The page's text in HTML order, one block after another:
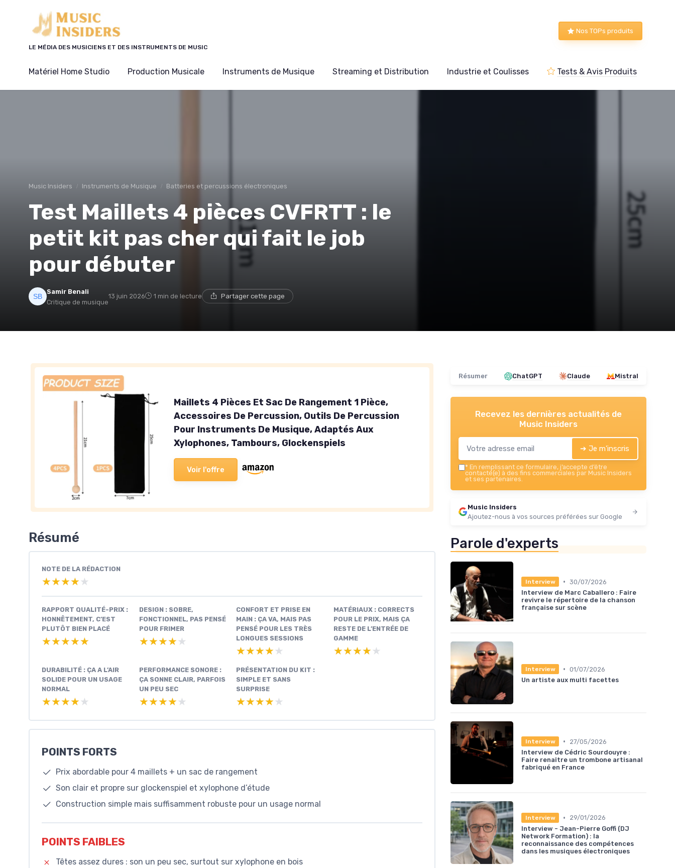
LE MÉDIA DES MUSICIENS ET DES INSTRUMENTS DE MUSIC
Nos TOPs produits
Matériel Home Studio Production Musicale Instruments de Musique Streaming et Distribution Industrie et Coulisses Tests & Avis Produits
Music Insiders Instruments de Musique Batteries et percussions électroniques
Test Maillets 4 pièces CVFRTT : le
petit kit pas cher qui fait le job
pour débuter
Samir Benali
Critique de musique
13 juin 2026 1 min de lecture Partager cette page
Maillets 4 Pièces Et Sac De Rangement 1 Pièce,
Accessoires De Percussion, Outils De Percussion
Pour Instruments De Musique, Adaptés Aux
Xylophones, Tambours, Glockenspiels
Voir l'offre
Résumé
NOTE DE LA RÉDACTION
★★★★★
★★★★★
RAPPORT QUALITÉ-PRIX :
HONNÊTEMENT, C’EST
PLUTÔT BIEN PLACÉ
★★★★★
★★★★★
DESIGN : SOBRE,
FONCTIONNEL, PAS PENSÉ
POUR FRIMER
★★★★★
★★★★★
CONFORT ET PRISE EN
MAIN : ÇA VA, MAIS PAS
PENSÉ POUR LES TRÈS
LONGUES SESSIONS
★★★★★
★★★★★
MATÉRIAUX : CORRECTS
POUR LE PRIX, MAIS ÇA
RESTE DE L’ENTRÉE DE
GAMME
★★★★★
★★★★★
DURABILITÉ : ÇA A L’AIR
SOLIDE POUR UN USAGE
NORMAL
★★★★★
★★★★★
PERFORMANCE SONORE :
ÇA SONNE CLAIR, PARFOIS
UN PEU SEC
★★★★★
★★★★★
PRÉSENTATION DU KIT :
SIMPLE ET SANS
SURPRISE
★★★★★
★★★★★
POINTS FORTS
Prix abordable pour 4 maillets + un sac de rangement
Son clair et propre sur glockenspiel et xylophone d’étude
Construction simple mais suffisamment robuste pour un usage normal
POINTS FAIBLES
Têtes assez dures : son un peu sec, surtout sur xylophone en bois
Résumer ChatGPT Claude Mistral
Recevez les dernières actualités de
Music Insiders
➔ Je m'inscris
* En remplissant ce formulaire, j’accepte d’être
contacté(e) à des fins commerciales par Music Insiders
et ses partenaires.
Music Insiders
Ajoutez-nous à vos sources préférées sur Google
Parole d'experts
Interview • 30/07/2026
Interview de Marc Caballero : Faire
revivre le répertoire de la chanson
française sur scène
Interview • 01/07/2026
Un artiste aux multi facettes
Interview •
27/05/2026
Interview de Cédric Sourdouyre :
Faire renaître un trombone artisanal
fabriqué en France
Interview •
29/01/2026
Interview - Jean-Pierre Goffi (DJ
Network Formation) : la
reconnaissance des compétences
dans les musiques électroniques